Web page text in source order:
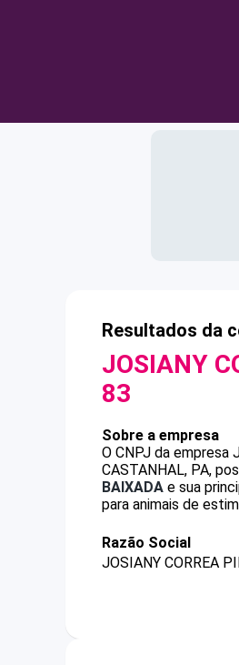
Resultados da
JOSIANY
83
Sobre a empresa
O CNPJ da empresa
CASTANHAL, PA,
BAIXADA e sua
para animais de
Razão Social
JOSIANY CORREA